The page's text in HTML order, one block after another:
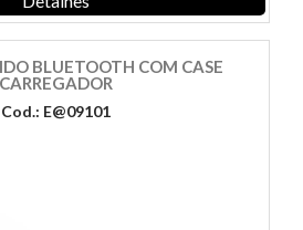
BLUETOOTH COM CASE
CARREGADOR
Cod.: E@09101